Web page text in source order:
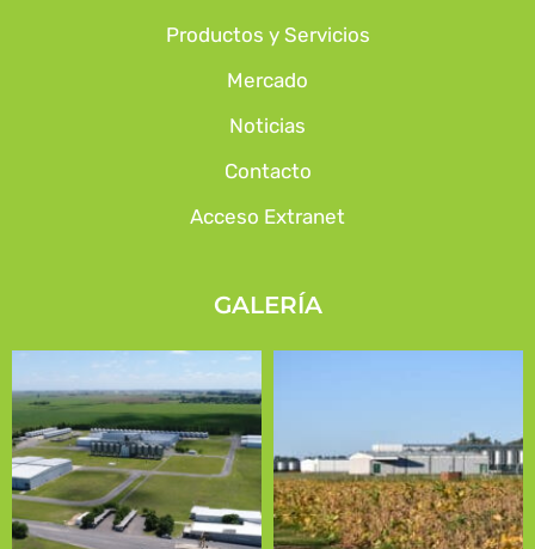
Productos y Servicios
Mercado
Noticias
Contacto
Acceso Extranet
GALERÍA